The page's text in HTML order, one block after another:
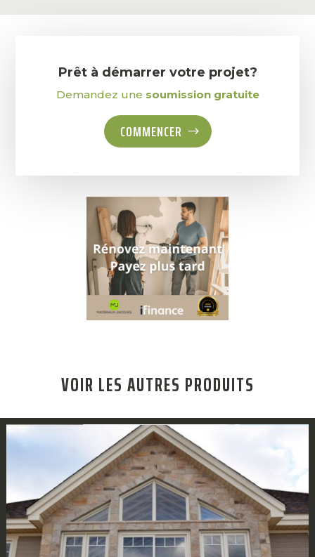
Prêt à démarrer votre projet?
Demandez une soumission gratuite
COMMENCER
VOIR LES AUTRES PRODUITS